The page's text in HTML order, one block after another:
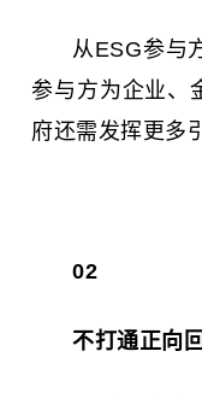
从ESG参与
参与方为企业、
府还需发挥更多
02
不打通正向